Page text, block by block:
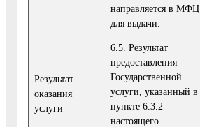
Результат
оказания
услуги
направляется в МФЦ
для выдачи.
6.5. Результат
предоставления
Государственной
услуги, указанный в
пункте 6.3.2
настоящего